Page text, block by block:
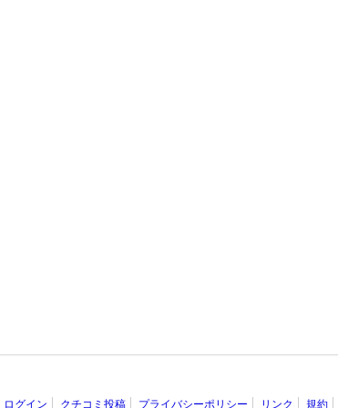
ログイン クチコミ投稿 プライバシーポリシー リンク 規約